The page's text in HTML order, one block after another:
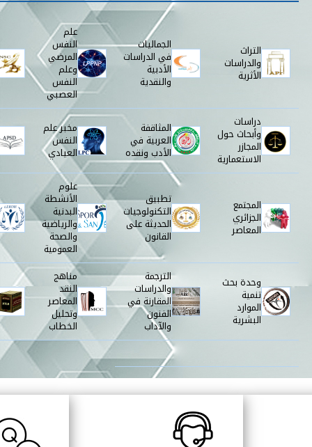
التراث
والدراسات
الأثرية
الجماليات
في الدراسات
الأدبية
والنقدية
علم
النفس
المرضي
وعلم
النفس
العصبي
دراسات
وأبحاث حول
المجازر
الاستعمارية
المثاقفة
العربية في
الأدب ونقده
مخبر علم
النفس
العيادي
المجتمع
الجزائري
المعاصر
تطبيق
التكنولوجيات
الحديثة على
القانون
علوم
الأنشطة
البدنية
والرياضية
والصحة
العمومية
وحدة بحث
تنمية
الموارد
البشرية
الترجمة
والدراسات
المقارنة في
الفنون
والآداب
مناهج
النقد
المعاصر
وتحليل
الخطاب